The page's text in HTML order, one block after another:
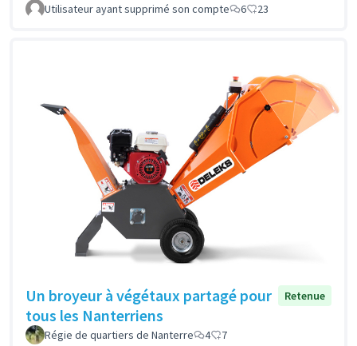
Utilisateur ayant supprimé son compte 6 23
Un broyeur à végétaux partagé pour
tous les Nanterriens
Retenue
Régie de quartiers de Nanterre 4 7